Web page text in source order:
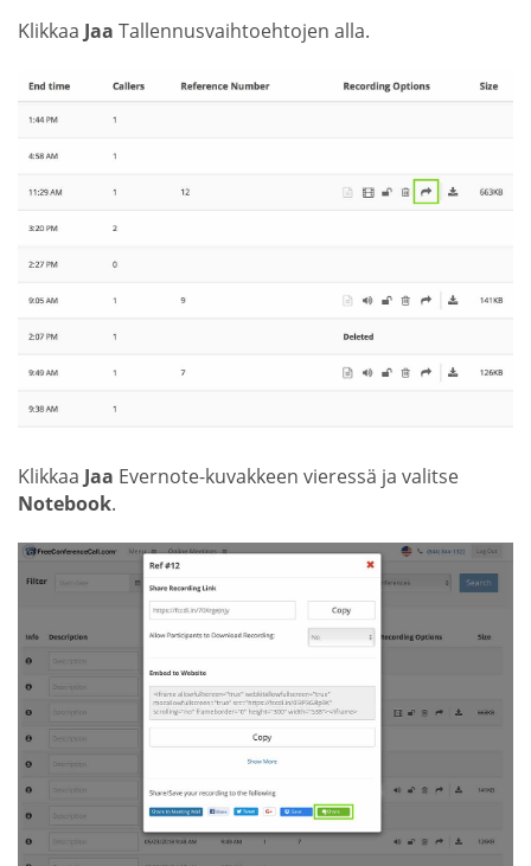
Klikkaa Jaa Tallennusvaihtoehtojen alla.
Klikkaa Jaa Evernote-kuvakkeen vieressä ja valitse
Notebook.